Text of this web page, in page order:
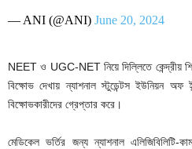
— ANI (@ANI) June 20, 2024
NEET ও UGC-NET নিয়ে দিল্লিতে কেন্দ্রীয়
বিক্ষোভ দেখায় ন্যাশনাল স্টুডেন্টস ইউনিয়ন
বিক্ষোভকারীদের গ্রেপ্তার করে।
মেডিকেল ভর্তির জন্য ন্যাশনাল এলিজিবিলিটি-